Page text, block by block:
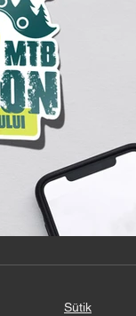
Sütik